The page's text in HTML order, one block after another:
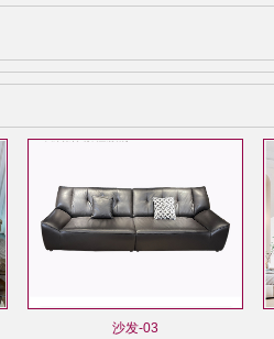
沙发-03